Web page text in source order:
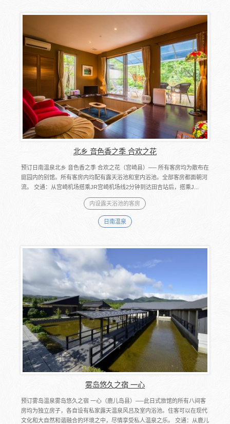
北乡 音色香之季 合欢之花
预订日南温泉北乡 音色香之季 合欢之花（宫崎县）── 所有客房均为散布在
庭园内的别馆。所有客房内均配有露天浴池和室内浴池。全部客房都面朝河
流。 交通：从宫崎机场搭乘JR宫崎机场线2分钟到达田吉站后，搭乘J...
内设露天浴池的客房
日南温泉
雾岛悠久之宿 一心
预订雾岛温泉雾岛悠久之宿 一心（鹿儿岛县）──此日式旅馆的所有八间客
房均为独立房子，各自设有私家露天温泉风吕及室内浴池。住客可以在现代
文化和大自然和谐融合的环境之中，尽情享受私人温泉之乐。 交通：从鹿儿